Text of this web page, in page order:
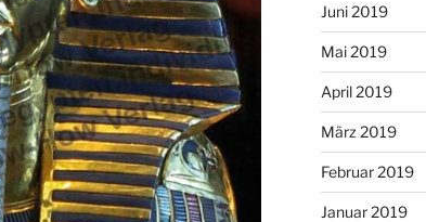
Juni 2019
Mai 2019
April 2019
März 2019
Februar 2019
Januar 2019